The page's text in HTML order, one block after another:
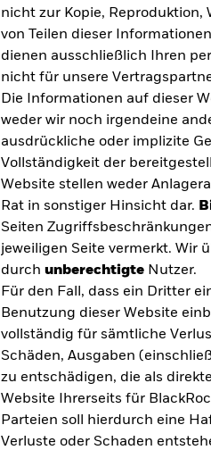
nicht zur Kopie,
von Teilen dieser
dienen ausschließlich Ihren
nicht für unsere
Die Informationen auf dieser
weder wir noch irgendeine
ausdrückliche oder implizite
Vollständigkeit der
Website stellen weder
Rat in sonstiger Hinsicht dar.
Seiten
jeweiligen Seite vermerkt. Wir
durch unberechtigte Nutzer.
Für den Fall, dass ein Dritter
Benutzung dieser Website
vollständig für sämtliche
Schäden, Ausgaben
zu entschädigen, die als
Website Ihrerseits für
Parteien soll hierdurch eine
Verluste oder Schaden